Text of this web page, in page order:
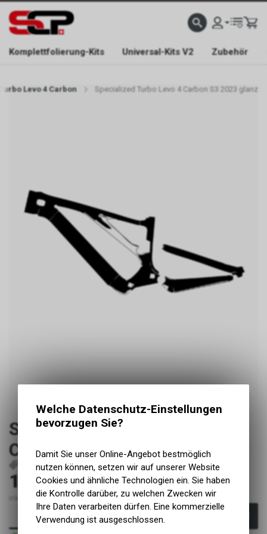
ERREICHBAR NUR WÄHREND DER ÖFFNUNGSZEITEN. GRATIS VERSAND AB
Komplettfolierung-Kits Universal-Kits V2 Zubehör
Levo 4 Carbon Specialized Turbo Levo 4 Carbon S3 2023 glanz
Specialized Turbo Levo 4
Carbon S3 2023 glanz
199.00CHF
inkl. MwSt., zzgl. Versandkosten
In den Warenkorb
Welche Datenschutz-Einstellungen
bevorzugen Sie?
Damit Sie unser Online-Angebot bestmöglich
nutzen können, setzen wir auf unserer Website
Cookies und ähnliche Technologien ein. Sie haben
die Kontrolle darüber, zu welchen Zwecken wir
Ihre Daten verarbeiten dürfen. Eine kommerzielle
Verwendung ist ausgeschlossen.